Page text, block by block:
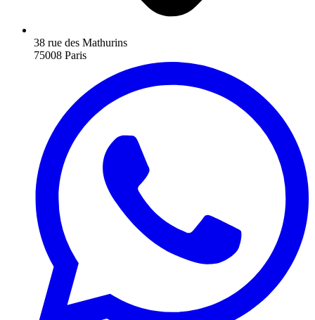
38 rue des Mathurins
75008 Paris